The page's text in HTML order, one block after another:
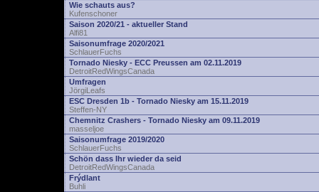
Wie schauts aus?
Kufenschoner
Saison 2020/21 - aktueller Stand
Alfi81
Saisonumfrage 2020/2021
SchlauerFuchs
Tornado Niesky - ECC Preussen am 02.11.2019
DetroitRedWingsCanada
Umfragen
JörgiLeafs
ESC Dresden 1b - Tornado Niesky am 15.11.2019
Steffen-NY
Chemnitz Crashers - Tornado Niesky am 09.11.2019
masseljoe
Saisonumfrage 2019/2020
SchlauerFuchs
Schön dass Ihr wieder da seid
DetroitRedWingsCanada
Frýdlant
Buhli